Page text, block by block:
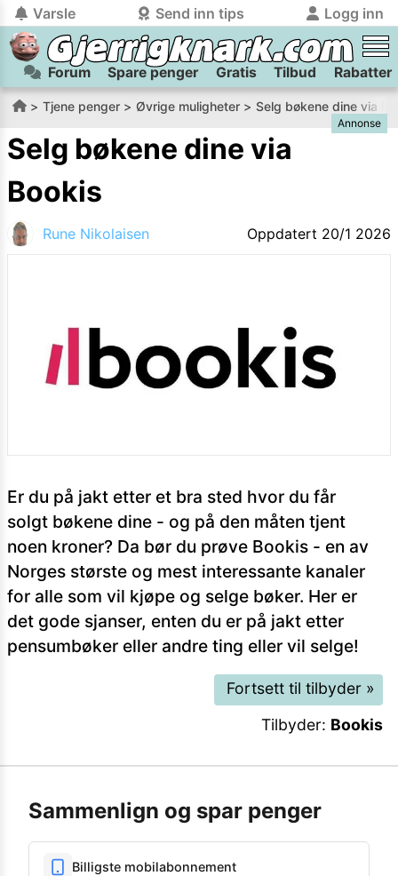
Varsle Send inn tips Logg inn
tilbake
Logg inn på Gjerrigknark.com:
Du kan logge inn / registrere bruker helt gratis på
gjerrigknark.com ved å benytte Vipps-innlogging.
Logg inn med Vipps
tilbake
Send inn tips:
Har du et tips til meg? Jeg premierer de beste tipsene med
flaxlodd!
Kamera
Velg bilde
Forum Spare penger Gratis Tilbud Rabatter
Tjene penger Øvrige muligheter Selg bøkene dine via
Annonse
Selg bøkene dine via
Bookis
Rune Nikolaisen Oppdatert 20/1 2026
Er du på jakt etter et bra sted hvor du får
solgt bøkene dine - og på den måten tjent
noen kroner? Da bør du prøve Bookis - en av
Norges største og mest interessante kanaler
for alle som vil kjøpe og selge bøker. Her er
det gode sjanser, enten du er på jakt etter
pensumbøker eller andre ting eller vil selge!
Fortsett til tilbyder »
Tilbyder: Bookis
Sammenlign og spar penger
Billigste mobilabonnement